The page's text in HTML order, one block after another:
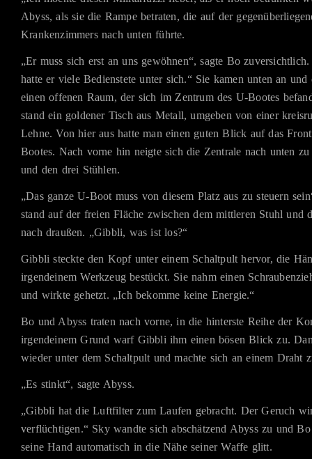
Abyss, als sie die Rampe betraten, die auf der
Krankenzimmers nach unten führte.
„Er muss sich erst an uns gewöhnen“, sagte Bo
hatte er viele Bedienstete unter sich.“ Sie kamen unten an und
einen offenen Raum, der sich im Zentrum des U-Bootes
stand ein goldener Tisch aus Metall, umgeben von einer
Lehne. Von hier aus hatte man einen guten Blick auf das
Bootes. Nach vorne hin neigte sich die Zentrale nach unten
und den drei Stühlen.
„Das ganze U-Boot muss von diesem Platz aus zu steuern
stand auf der freien Fläche zwischen dem mittleren Stuhl und
nach draußen. „Gibbli, was ist los?“
Gibbli steckte den Kopf unter einem Schaltpult hervor, die
irgendeinem Werkzeug bestückt. Sie nahm einen
und wirkte gehetzt. „Ich bekomme keine Energie.“
Bo und Abyss traten nach vorne, in die hinterste Reihe der
irgendeinem Grund warf Gibbli ihm einen bösen Blick zu.
wieder unter dem Schaltpult und machte sich an einem Draht
„Es stinkt“, sagte Abyss.
„Gibbli hat die Luftfilter zum Laufen gebracht. Der Geruch
verflüchtigen.“ Sky wandte sich abschätzend Abyss zu und
seine Hand automatisch in die Nähe seiner Waffe glitt.